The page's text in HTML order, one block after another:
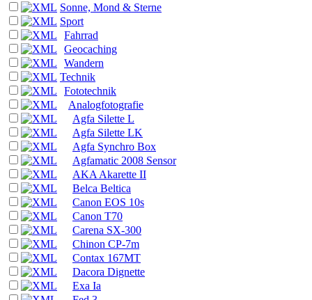
Sonne, Mond & Sterne
Sport
Fahrrad
Geocaching
Wandern
Technik
Fototechnik
Analogfotografie
Agfa Silette L
Agfa Silette LK
Agfa Synchro Box
Agfamatic 2008 Sensor
AKA Akarette II
Belca Beltica
Canon EOS 10s
Canon T70
Carena SX-300
Chinon CP-7m
Contax 167MT
Dacora Dignette
Exa Ia